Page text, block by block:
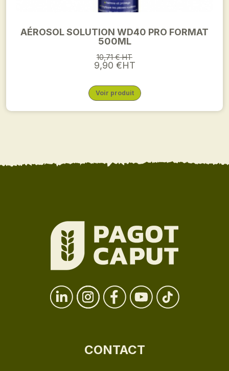
AÉROSOL SOLUTION WD40 PRO FORMAT
500ML
10,71 € HT
9,90 €HT
Voir produit
CONTACT